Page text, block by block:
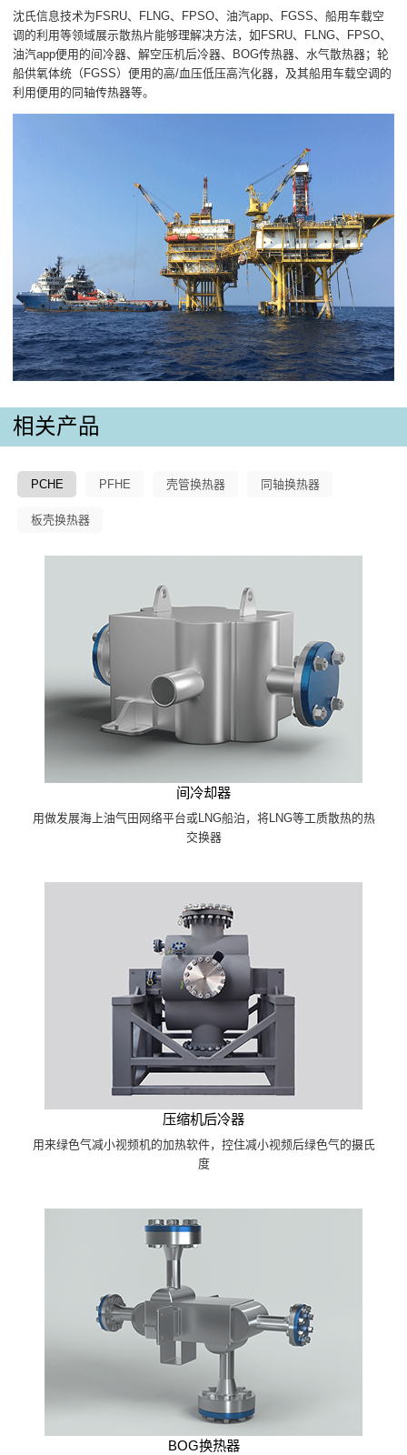
沈氏信息技术为FSRU、FLNG、FPSO、油汽app、FGSS、船用车载空
调的利用等领域展示散热片能够理解决方法，如FSRU、FLNG、FPSO、
油汽app便用的间冷器、解空压机后冷器、BOG传热器、水气散热器；轮
船供氧体统（FGSS）便用的高/血压低压高汽化器，及其船用车载空调的
利用便用的同轴传热器等。
相关产品
PCHE PFHE 壳管换热器 同轴换热器
板壳换热器
间冷却器
用做发展海上油气田网络平台或LNG船泊，将LNG等工质散热的热
交换器
压缩机后冷器
用来绿色气减小视频机的加热软件，控住减小视频后绿色气的摄氏
度
BOG换热器